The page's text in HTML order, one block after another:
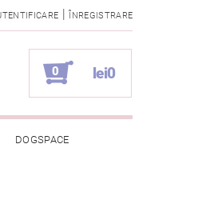
| ÎNREGISTRARE
0 lei0
DOGSPACE